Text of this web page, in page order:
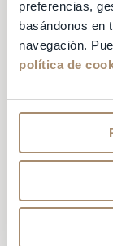
preferencias,
basándonos en
navegación.
política de
Si te estás
emocional
menstrual,
respuestas.
Incluso si
es posible
hacer que